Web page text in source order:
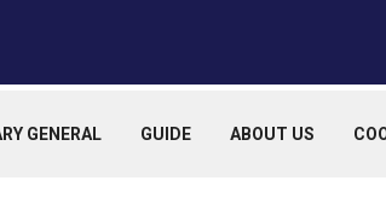
GENERAL GUIDE ABOUT US